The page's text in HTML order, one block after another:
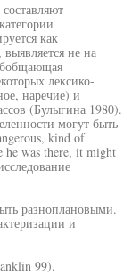
как
не на
лексико-
наречие) и
(Булыгина 1980).
могут быть
kind of
he was there, it might
разноплановыми.
и
99).